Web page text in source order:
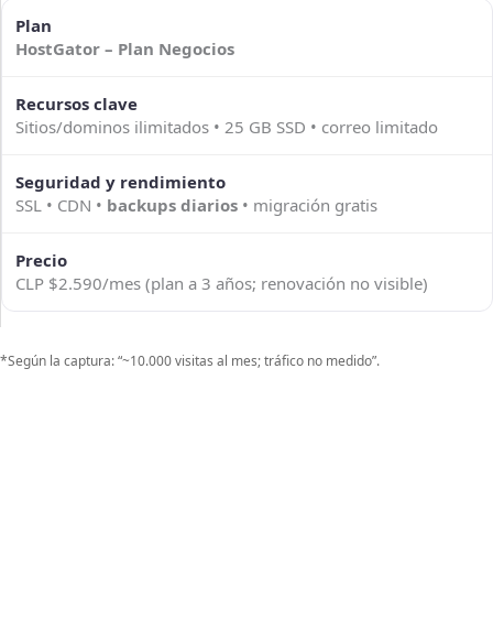
HostGator – Plan Negocios
Sitios/dominos ilimitados • 25 GB SSD • correo limitado
SSL • CDN • backups diarios • migración gratis
CLP $2.590/mes (plan a 3 años; renovación no visible)
*Según la captura: “~10.000 visitas al mes; tráfico no medido”.